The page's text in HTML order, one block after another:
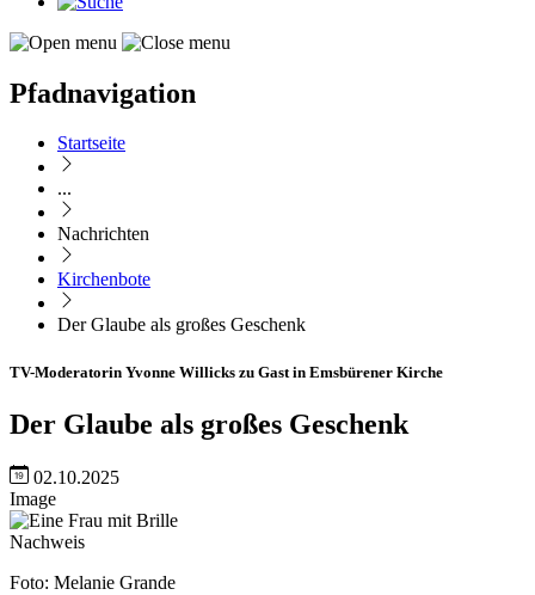
Pfadnavigation
Startseite
...
Nachrichten
Kirchenbote
Der Glaube als großes Geschenk
TV-Moderatorin Yvonne Willicks zu Gast in Emsbürener Kirche
Der Glaube als großes Geschenk
02.10.2025
Image
Nachweis
Foto: Melanie Grande